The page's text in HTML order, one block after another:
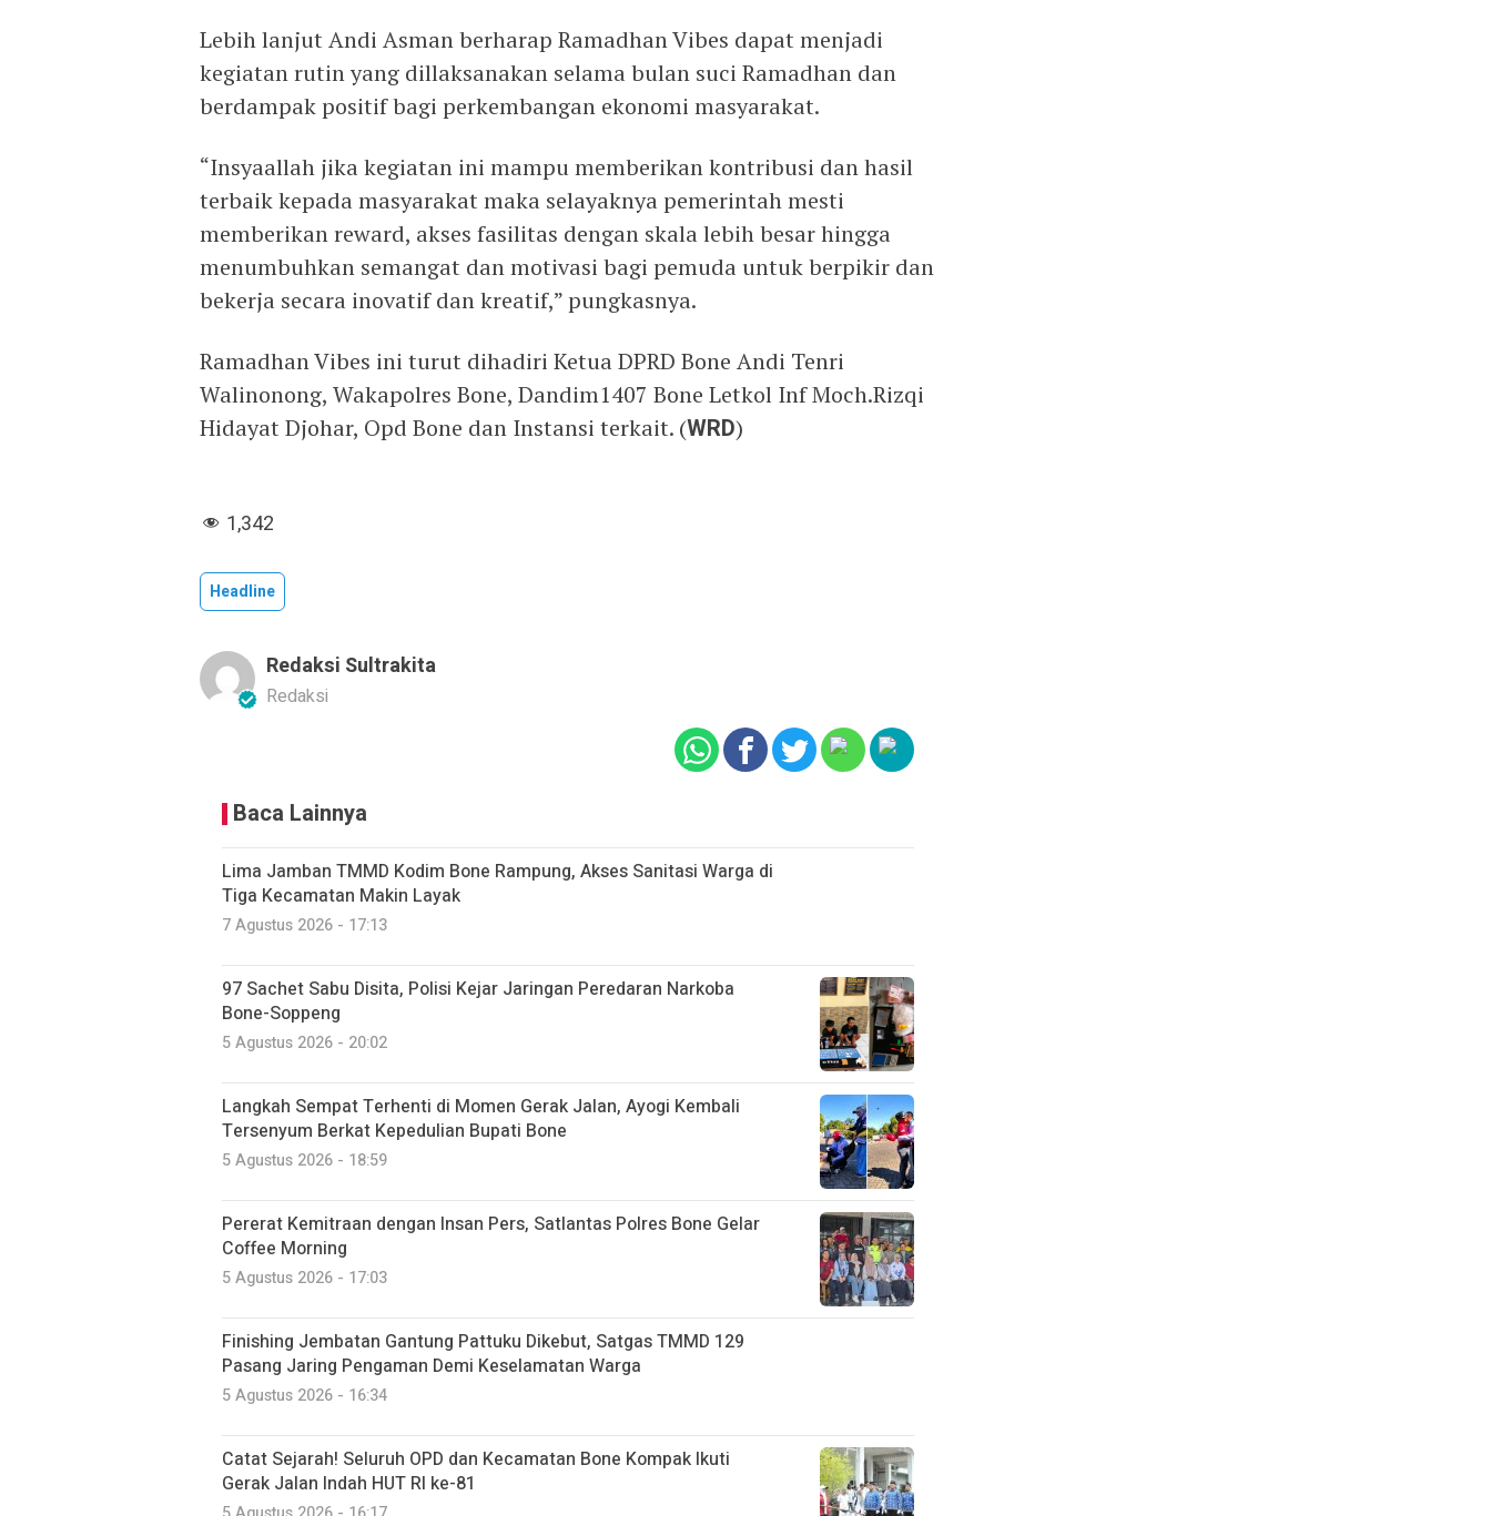
Lebih lanjut Andi Asman berharap Ramadhan Vibes dapat menjadi
kegiatan rutin yang dillaksanakan selama bulan suci Ramadhan dan
berdampak positif bagi perkembangan ekonomi masyarakat.
“Insyaallah jika kegiatan ini mampu memberikan kontribusi dan hasil
terbaik kepada masyarakat maka selayaknya pemerintah mesti
memberikan reward, akses fasilitas dengan skala lebih besar hingga
menumbuhkan semangat dan motivasi bagi pemuda untuk berpikir dan
bekerja secara inovatif dan kreatif,” pungkasnya.
Ramadhan Vibes ini turut dihadiri Ketua DPRD Bone Andi Tenri
Walinonong, Wakapolres Bone, Dandim1407 Bone Letkol Inf Moch.Rizqi
Hidayat Djohar, Opd Bone dan Instansi terkait. (WRD)
1,342
Headline
Redaksi Sultrakita
Redaksi
Baca Lainnya
Lima Jamban TMMD Kodim Bone Rampung, Akses Sanitasi Warga di
Tiga Kecamatan Makin Layak
7 Agustus 2026 - 17:13
97 Sachet Sabu Disita, Polisi Kejar Jaringan Peredaran Narkoba
Bone-Soppeng
5 Agustus 2026 - 20:02
Langkah Sempat Terhenti di Momen Gerak Jalan, Ayogi Kembali
Tersenyum Berkat Kepedulian Bupati Bone
5 Agustus 2026 - 18:59
Pererat Kemitraan dengan Insan Pers, Satlantas Polres Bone Gelar
Coffee Morning
5 Agustus 2026 - 17:03
Finishing Jembatan Gantung Pattuku Dikebut, Satgas TMMD 129
Pasang Jaring Pengaman Demi Keselamatan Warga
5 Agustus 2026 - 16:34
Catat Sejarah! Seluruh OPD dan Kecamatan Bone Kompak Ikuti
Gerak Jalan Indah HUT RI ke-81